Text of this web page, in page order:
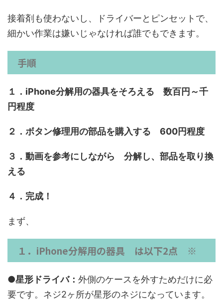
接着剤も使わないし、ドライバーとピンセットで、
細かい作業は嫌いじゃなければ誰でもできます。
手順
１．iPhone分解用の器具をそろえる 数百円～千
円程度
２．ボタン修理用の部品を購入する 600円程度
３．動画を参考にしながら 分解し、部品を取り換
える
４．完成！
まず、
１．iPhone分解用の器具 は以下2点 ※
●星形ドライバ： 外側のケースを外すためだけに必
要です。ネジ2ヶ所が星形のネジになっています。